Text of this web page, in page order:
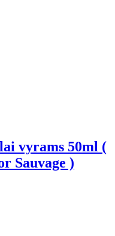
vyrams 50ml (
Sauvage )